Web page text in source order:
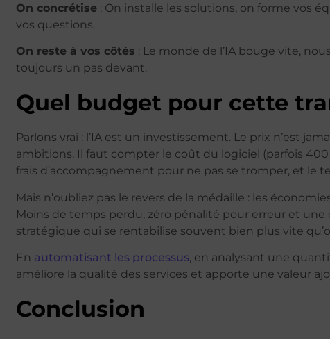
On concrétise : On installe les solutions, on forme vos
vos questions.
On reste à vos côtés : Le monde de l’IA bouge vite,
toujours un pas devant.
Quel budget pour cette
Parlons vrai : l’IA est un investissement. Le prix n’est
ambitions. Il faut compter le coût du logiciel (parfois
frais d’accompagnement pour ne pas se tromper, et le
Mais n’oubliez pas le revers de la médaille : les
Moins de temps perdu, zéro pénalité pour erreur et
stratégique qui se rentabilise souvent bien plus vite
En automatisant les processus, en analysant une
améliore la qualité des services et apporte une valeur
Conclusion